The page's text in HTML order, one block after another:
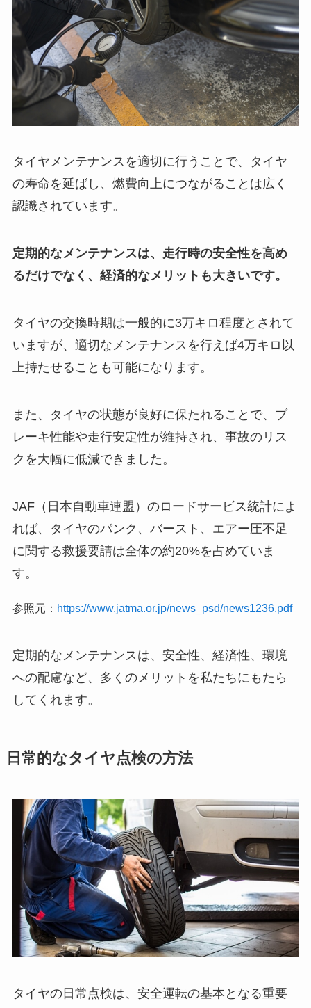
タイヤメンテナンスを適切に行うことで、タイヤ
の寿命を延ばし、燃費向上につながることは広く
認識されています。
定期的なメンテナンスは、走行時の安全性を高め
るだけでなく、経済的なメリットも大きいです。
タイヤの交換時期は一般的に3万キロ程度とされて
いますが、適切なメンテナンスを行えば4万キロ以
上持たせることも可能になります。
また、タイヤの状態が良好に保たれることで、ブ
レーキ性能や走行安定性が維持され、事故のリス
クを大幅に低減できました。
​JAF（日本自動車連盟）のロードサービス統計によ
れば、タイヤのパンク、バースト、エアー圧不足
に関する救援要請は全体の約20%を占めていま
す。
参照元： https://www.jatma.or.jp/news_psd/news1236.pdf
定期的なメンテナンスは、安全性、経済性、環境
への配慮など、多くのメリットを私たちにもたら
してくれます。
日常的なタイヤ点検の方法
タイヤの日常点検は、安全運転の基本となる重要